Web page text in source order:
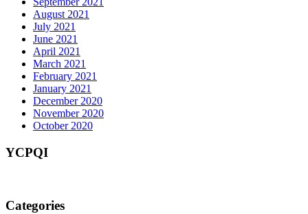
August 2021
July 2021
June 2021
April 2021
March 2021
February 2021
January 2021
December 2020
November 2020
October 2020
YCPQI
Categories